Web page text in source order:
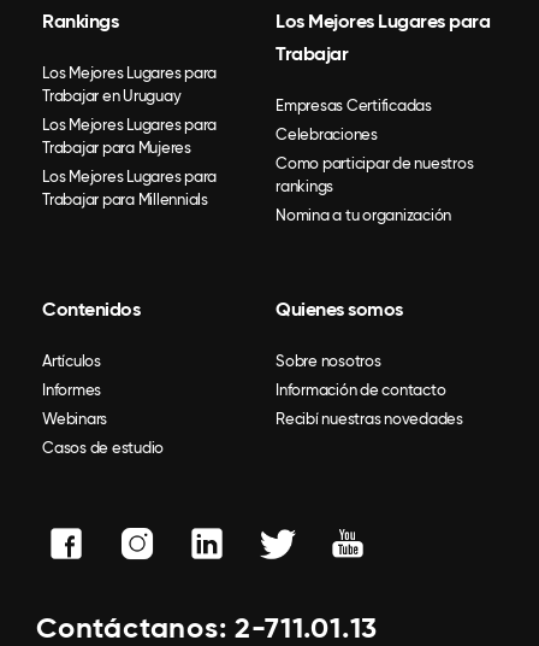
Rankings
Los Mejores Lugares para
Trabajar en Uruguay
Los Mejores Lugares para
Trabajar para Mujeres
Los Mejores Lugares para
Trabajar para Millennials
Los Mejores Lugares para
Trabajar
Empresas Certificadas
Celebraciones
Como participar de nuestros
rankings
Nomina a tu organización
Contenidos
Artículos
Informes
Webinars
Casos de estudio
Quienes somos
Sobre nosotros
Información de contacto
Recibí nuestras novedades
Contáctanos: 2-711.01.13